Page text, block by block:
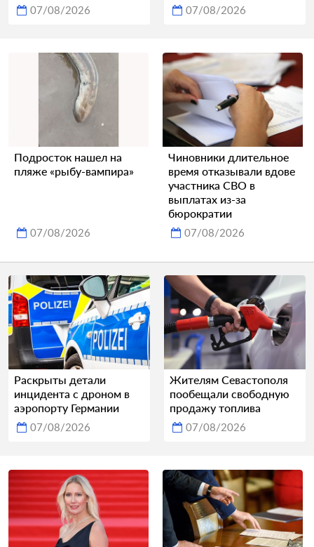
07/08/2026 07/08/2026
Подросток нашел на
пляже «рыбу-вампира»
07/08/2026
Чиновники длительное
время отказывали вдове
участника СВО в
выплатах из-за
бюрократии
07/08/2026
Раскрыты детали
инцидента с дроном в
аэропорту Германии
07/08/2026
Жителям Севастополя
пообещали свободную
продажу топлива
07/08/2026